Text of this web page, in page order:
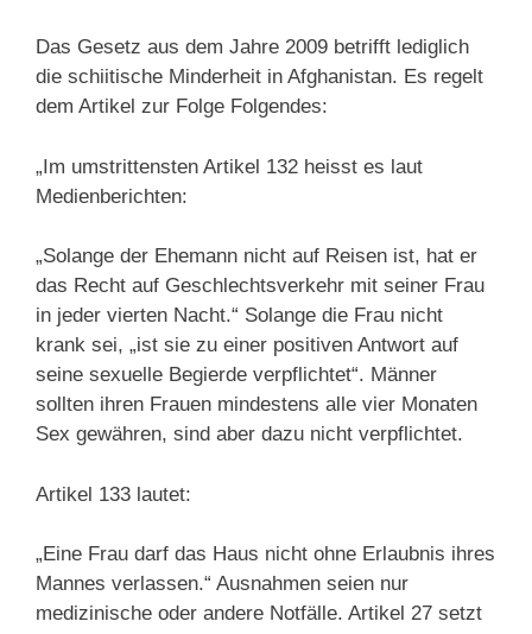
Das Gesetz aus dem Jahre 2009 betrifft lediglich
die schiitische Minderheit in Afghanistan. Es regelt
dem Artikel zur Folge Folgendes:
„Im umstrittensten Artikel 132 heisst es laut
Medienberichten:
„Solange der Ehemann nicht auf Reisen ist, hat er
das Recht auf Geschlechtsverkehr mit seiner Frau
in jeder vierten Nacht.“ Solange die Frau nicht
krank sei, „ist sie zu einer positiven Antwort auf
seine sexuelle Begierde verpflichtet“. Männer
sollten ihren Frauen mindestens alle vier Monaten
Sex gewähren, sind aber dazu nicht verpflichtet.
Artikel 133 lautet:
„Eine Frau darf das Haus nicht ohne Erlaubnis ihres
Mannes verlassen.“ Ausnahmen seien nur
medizinische oder andere Notfälle. Artikel 27 setzt